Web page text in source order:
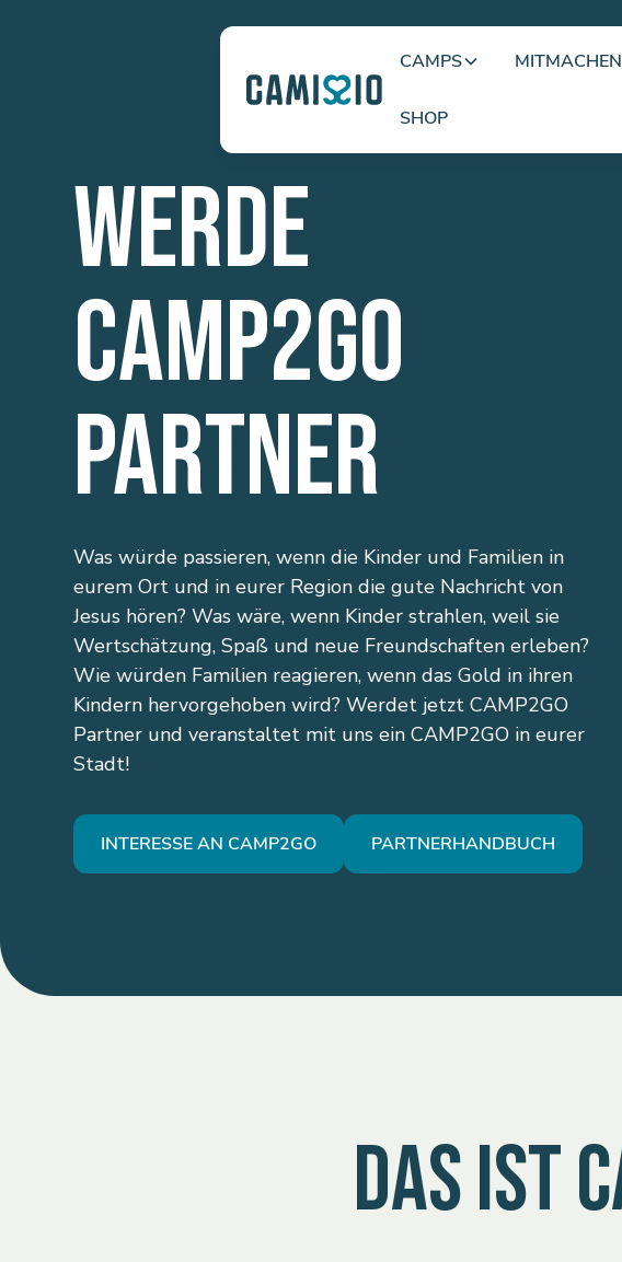
CAMPS MITMACHEN
SHOP
WERDE
CAMP2GO
PARTNER
Was würde passieren, wenn die Kinder und Familien in
eurem Ort und in eurer Region die gute Nachricht von
Jesus hören? Was wäre, wenn Kinder strahlen, weil sie
Wertschätzung, Spaß und neue Freundschaften erleben?
Wie würden Familien reagieren, wenn das Gold in ihren
Kindern hervorgehoben wird? Werdet jetzt CAMP2GO
Partner und veranstaltet mit uns ein CAMP2GO in eurer
Stadt!
INTERESSE AN CAMP2GO PARTNERHANDBUCH
DAS IST